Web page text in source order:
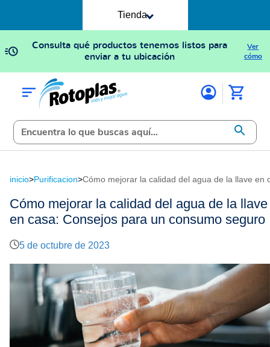
Tienda
Consulta qué productos tenemos listos para
enviar a tu ubicación
Ver
cómo
inicio>Purificacion>Cómo mejorar la calidad del agua de la llave en
Cómo mejorar la calidad del agua de la llave
en casa: Consejos para un consumo seguro
5 de octubre de 2023